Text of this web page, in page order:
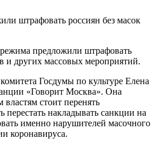
предложили штрафовать
и других массовых мероприятий.
Госдумы по культуре Елена
«Говорит Москва». Она
стоит перенять
перестать накладывать санкции на
именно нарушителей масочного
коронавируса.